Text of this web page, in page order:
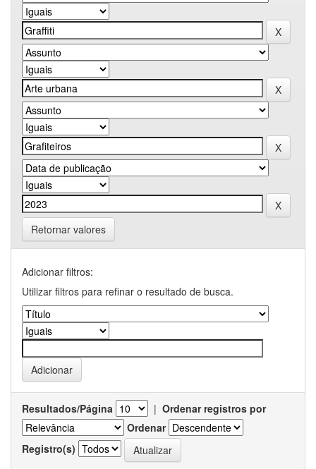
Retornar valores
Adicionar filtros:
Utilizar filtros para refinar o resultado de busca.
Resultados/Página | Ordenar registros por
Ordenar
Registro(s)